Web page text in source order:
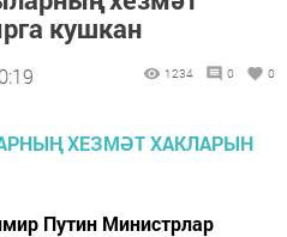
кушкан
1234 0 0
Путин Министрлар